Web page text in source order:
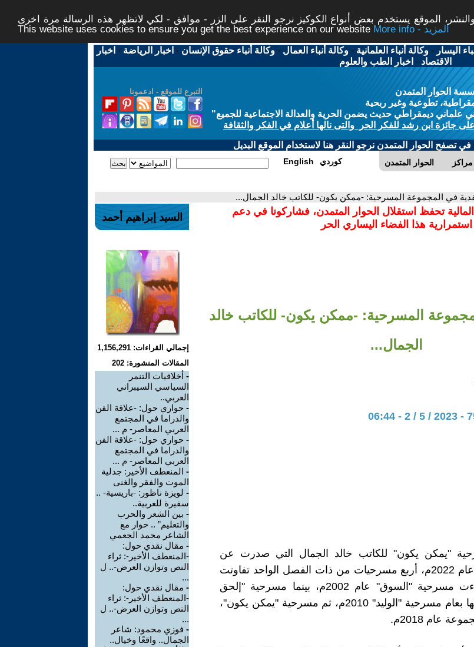
الموقع يستخدم بعض أنواع الكوكيز نرجو النقر على الزر - موافق - لكي لاتظهر هذه الرسالة مرة اخرى -
This website uses cookies to ensure you get the best experience on our website
More info - المزيد
اليسار -وكالة أنباء العلمانية -وكالة أنباء العمال -وكالة أنباء حقوق الإنسان - اخبار الرياضة - اخبار
الاقتصاد - اخبار الطب والعلوم
التبرع للموقع - ادعمونا
الحوار المتمدن
تطوعية وغير ربحية
ديمقراطي حديث يضمن الحرية والعدالة الاجتماعية للجميع"
جائزة ابن رشد للفكر الحر والتى نالها أعلام في الفكر والثقافة
في تصفح الحوار المتمدن نرجو النقر هنا لاستخدام الموقع البديل
الحوار المتمدن مراكز English كوردي
في المجموعة المسرحية: -ممكن يكون- للكاتب خالد الجمال...
تحفظ استقلال الحوار المتمدن، فشاركونا في دعم
استمرارية هذا الفضاء اليساري الحر
المسرحية: -ممكن يكون- للكاتب خالد
الجمال...
"يمكن يكون" للكاتب خالد الجمال التي صدرت عن
المسك للنشر والتوزيع عام 2022م، أربع مسرحيات من ذات الفصل الواحد تفاوتت
في تاريخ إبداعها؛ فجاءت مسرحية "السوق" عام 2002م، بينما مسرحية "إلحق
نفسك" عام 2009م، تلتها بعام مسرحية "الوليد" 2010م، ثم مسرحية "يمكن يكون"،
عام 2018م.
السيد إبراهيم أحمد
إجمالي القراءات: 1,156,291
المقالات المنشورة: 202
- أخلاقيات التنمر
السياسي السيبراني
العربي..
- حواري حول: -علاقة الفن
والدراما في المجتمع
العربي المعاصر- م ...
- حواري حول: -علاقة الفن
والدراما في المجتمع
العربي المعاصر- م ...
- المنعطف الأخير: جدلية
الموت والفقر والغنى
- لويزة ناظور: -باريسية- ..
سفيرة للعربية..
- بين الشعر والحرب
والتعليم” .. حوار مع
الشاعر محمد الجعمي
- مقال نقدي حول:
-المنعطف الأخير-: ثراء
النص وتوازن العرض-.. ل
...
- مقال نقدي حول:
-المنعطف الأخير-: ثراء
النص وتوازن العرض-.. ل
...
- فوزي محمود: شاعر
الجمال.. واقعًا وخيال..